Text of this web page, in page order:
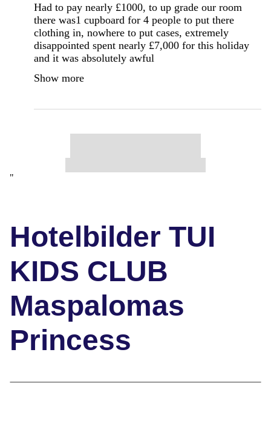
Had to pay nearly £1000, to up grade our room
there was1 cupboard for 4 people to put there
clothing in, nowhere to put cases, extremely
disappointed spent nearly £7,000 for this holiday
and it was absolutely awful
Show more
"
Hotelbilder TUI
KIDS CLUB
Maspalomas
Princess